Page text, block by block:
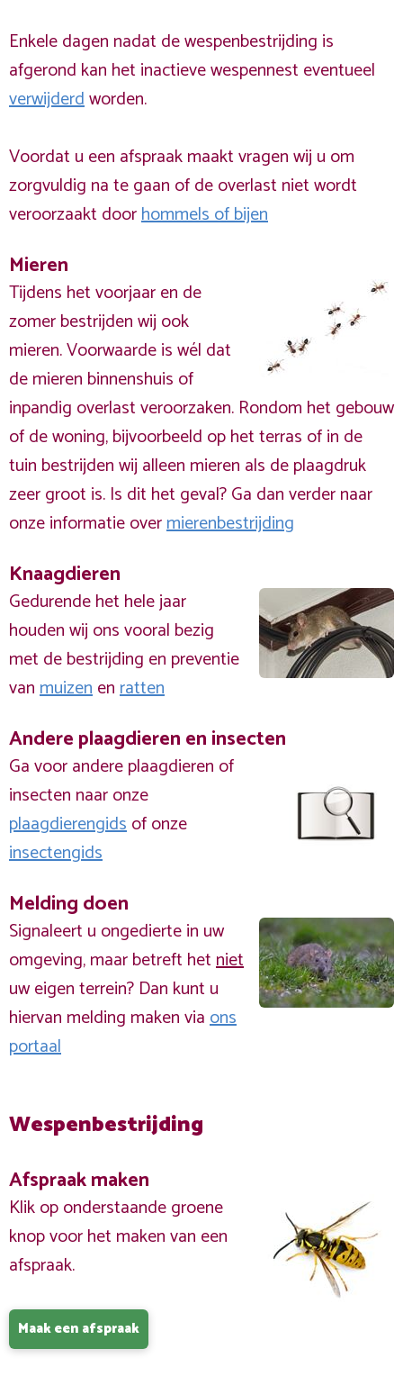
Enkele dagen nadat de wespenbestrijding is
afgerond kan het inactieve wespennest eventueel
verwijderdworden.
Voordat u een afspraak maakt vragen wij u om
zorgvuldig na te gaan of de overlast niet wordt
veroorzaakt doorhommels of bijen
Mieren
Tijdens het voorjaar en de
zomer bestrijden wij ook
mieren. Voorwaarde is wél dat
de mieren binnenshuis of
inpandig overlast veroorzaken. Rondom het gebouw
of de woning, bijvoorbeeld op het terras of in de
tuin bestrijden wij alleen mieren als de plaagdruk
zeer groot is. Is dit het geval? Ga dan verder naar
onze informatie overmierenbestrijding
Knaagdieren
Gedurende het hele jaar
houden wij ons vooral bezig
met de bestrijding en preventie
vanmuizenenratten
Andere plaagdieren en insecten
Ga voor andere plaagdieren of
insecten naar onze
plaagdierengidsof onze
insectengids
Melding doen
Signaleert u ongedierte in uw
omgeving, maar betreft hetniet
uw eigen terrein? Dan kunt u
hiervan melding maken viaons
portaal
Wespenbestrijding
Afspraak maken
Klik op onderstaande groene
knop voor het maken van een
afspraak.
Maak een afspraak